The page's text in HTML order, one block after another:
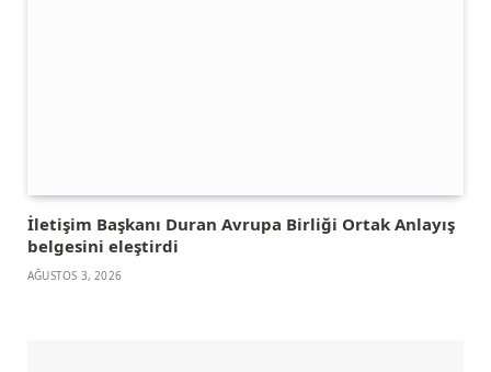
İletişim Başkanı Duran Avrupa Birliği Ortak Anlayış
belgesini eleştirdi
AĞUSTOS 3, 2026